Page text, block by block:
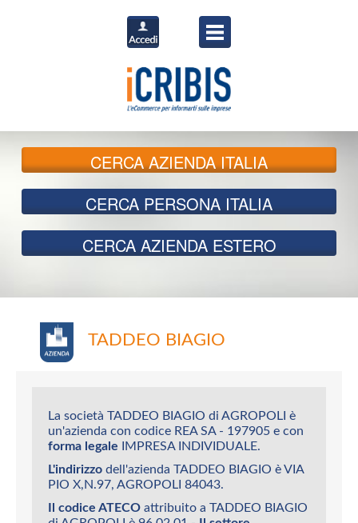
CERCAAZIENDA ITALIA
CERCA PERSONA ITALIA
CERCA AZIENDA ESTERO
TADDEO BIAGIO
La società TADDEO BIAGIO di AGROPOLI è
un'azienda con codice REA SA - 197905 e con
forma legale IMPRESA INDIVIDUALE.
L'indirizzo dell'azienda TADDEO BIAGIO è VIA
PIO X,N.97, AGROPOLI 84043.
Il codice ATECO attribuito a TADDEO BIAGIO